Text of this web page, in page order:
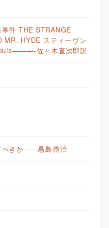
件 THE STRANGE
HYDE スティーヴン
佐々木直次郎訳
べきか——黒島傳治